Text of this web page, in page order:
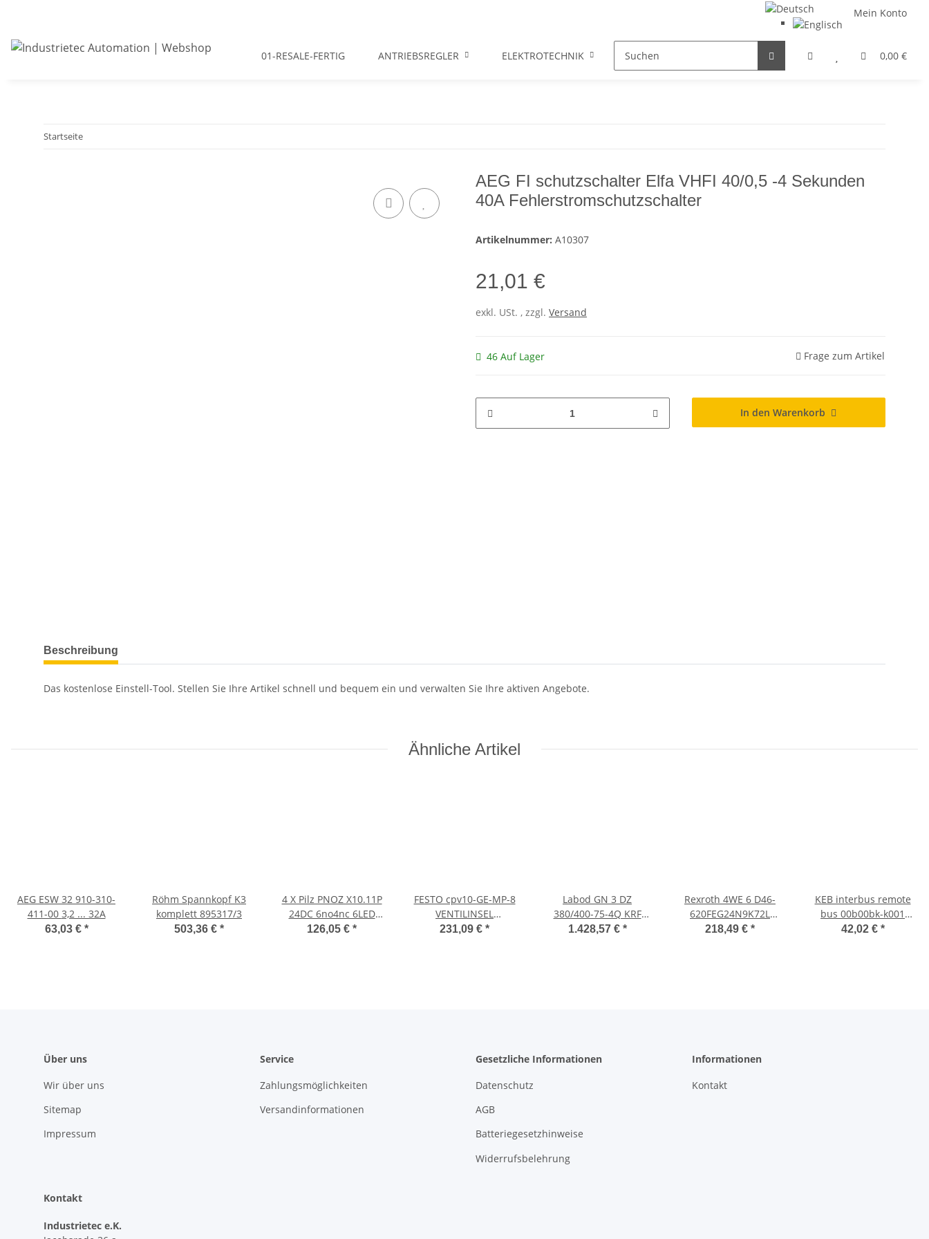
Mein Konto
0,00 €
01-RESALE-FERTIG ANTRIEBSREGLER ELEKTROTECHNIK FILTER / DROSSEL GETRIEBEMOTOREN HYDRAULIK
Startseite
AEG FI schutzschalter Elfa VHFI 40/0,5 -4 Sekunden
40A Fehlerstromschutzschalter
Artikelnummer: A10307
21,01 €
exkl. USt. , zzgl. Versand
46 Auf Lager Frage zum Artikel
In den Warenkorb
Beschreibung
Das kostenlose Einstell-Tool. Stellen Sie Ihre Artikel schnell und bequem ein und verwalten Sie Ihre aktiven Angebote.
Ähnliche Artikel
AEG ESW 32 910-310-
411-00 3,2 ... 32A
63,03 € *
Röhm Spannkopf K3
komplett 895317/3
503,36 € *
4 X Pilz PNOZ X10.11P
24DC 6no4nc 6LED
777750 110088 top
126,05 € *
FESTO cpv10-GE-MP-8
VENTILINSEL
18255sO07
231,09 € *
Labod GN 3 DZ
380/400-75-4Q KRF
THYRISTOR REGLER
1.428,57 € *
Rexroth 4WE 6 D46-
620FEG24N9K72L
Hydraulicventil
218,49 € *
KEB interbus remote
bus 00b00bk-k001
00.B0.0BK-K001
42,02 € *
Über uns
Wir über uns
Sitemap
Impressum
Service
Zahlungsmöglichkeiten
Versandinformationen
Gesetzliche Informationen
Datenschutz
AGB
Batteriegesetzhinweise
Widerrufsbelehrung
Informationen
Kontakt
Kontakt
Industrietec e.K.